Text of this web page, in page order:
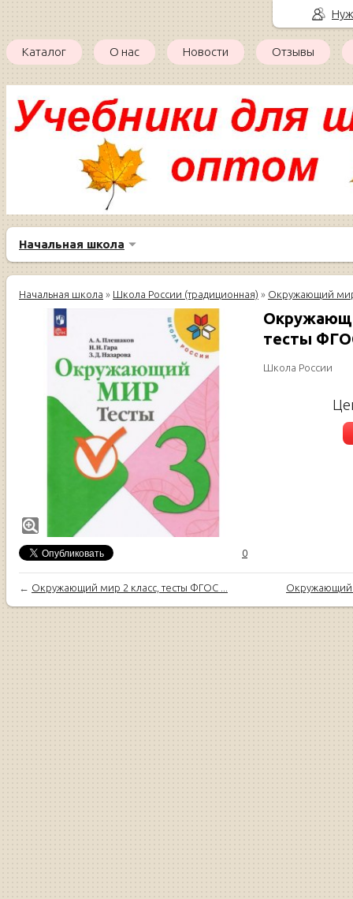
Каталог О нас Новости Отзывы
Начальная школа
Начальная школа » Школа России (традиционная) » Окружающий
0
тесты
Школа России
← Окружающий мир 2 класс, тесты ФГОС ... Окружающий